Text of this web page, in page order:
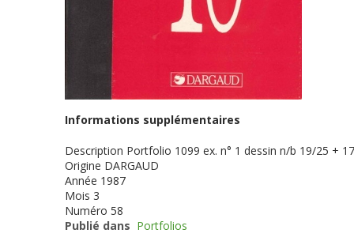
Informations supplémentaires
Description Portfolio 1099 ex. n° 1 dessin n/b 19/25 +
Origine DARGAUD
Année 1987
Mois 3
Numéro 58
Publié dans Portfolios